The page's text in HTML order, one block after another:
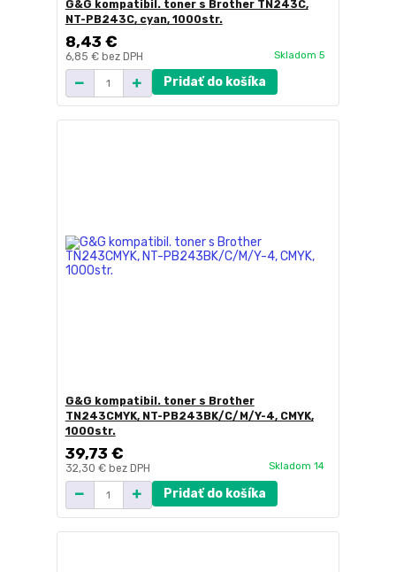
G&G kompatibil. toner s Brother TN243C,
NT-PB243C, cyan, 1000str.
8,43 €
6,85 € bez DPH Skladom 5
Pridať do košíka
G&G kompatibil. toner s Brother
TN243CMYK, NT-PB243BK/C/M/Y-4, CMYK,
1000str.
39,73 €
32,30 € bez DPH Skladom 14
Pridať do košíka